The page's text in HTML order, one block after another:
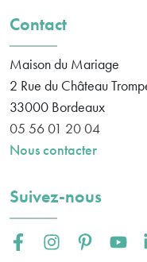
Contact
Maison du Mariage
2 Rue du Château
33000 Bordeaux
05 56 01 20 04
Nous contacter
Suivez-nous
Facebook :Instagram :Pinterest :